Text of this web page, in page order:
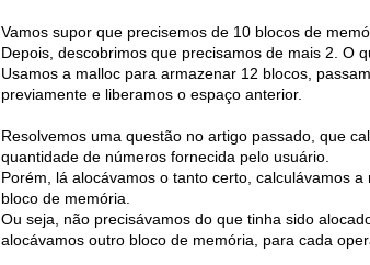
Vamos supor que precisemos de 10 blocos de
Depois, descobrimos que precisamos de mais 2. O
Usamos a malloc para armazenar 12 blocos,
previamente e liberamos o espaço anterior.
Resolvemos uma questão no artigo passado, que
quantidade de números fornecida pelo usuário.
Porém, lá alocávamos o tanto certo, calculávamos
bloco de memória.
Ou seja, não precisávamos do que tinha sido
alocávamos outro bloco de memória, para cada